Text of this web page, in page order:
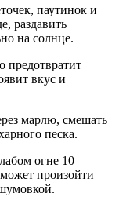
паутинок и
раздавить
на солнце.
предотвратит
вкус и
марлю, смешать
песка.
огне 10
произойти